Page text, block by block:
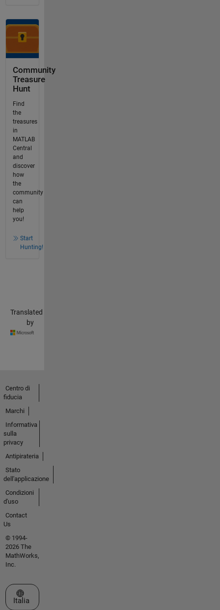
Community
Treasure
Hunt
Find
the
treasures
in
MATLAB
Central
and
discover
how
the
community
can
help
you!
Start
Hunting!
Translated
by
Centro di
fiducia
Marchi
Informativa
sulla
privacy
Antipirateria
Stato
dell'applicazione
Condizioni
d'uso
Contact
Us
© 1994-
2026 The
MathWorks,
Inc.
Seleziona un sito web
Italia